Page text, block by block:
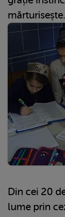
mărturisește.
Din cei 20
lume prin